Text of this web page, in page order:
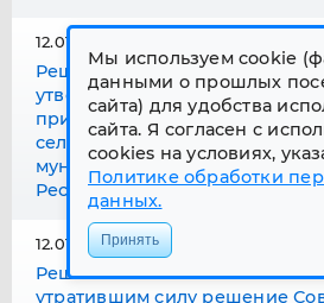
Решение Совета №6-5 от
утверждении прогнозного
приватизации
сельского поселения
муниципального района
Республики Башкортостан на
12.01.24 16:18
Решение Совета №6-4 от
утратившим силу решение
12.01.24 16:15
Мы используем cookie
данными о прошлых
сайта) для удобства
сайта. Я согласен с
cookies на условиях,
Политике обработки
данных.
Принять